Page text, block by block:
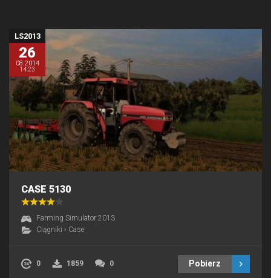
LS2013
26
08.2014
14:23
CASE 5130
Farming Simulator 2013
Ciągniki › Case
0 1859 0 Pobierz